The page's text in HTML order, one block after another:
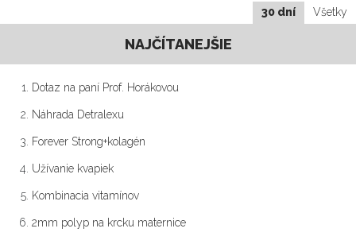
30 dní Všetky
NAJČÍTANEJŠIE
Dotaz na paní Prof. Horákovou
Náhrada Detralexu
Forever Strong+kolagén
Užívanie kvapiek
Kombinacia vitamínov
2mm polyp na krcku maternice